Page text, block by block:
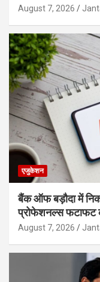
August 7, 2026
एजुकेशन
बैंक ऑफ बड़ौदा में
प्रोफेशनल्स
August 7, 2026